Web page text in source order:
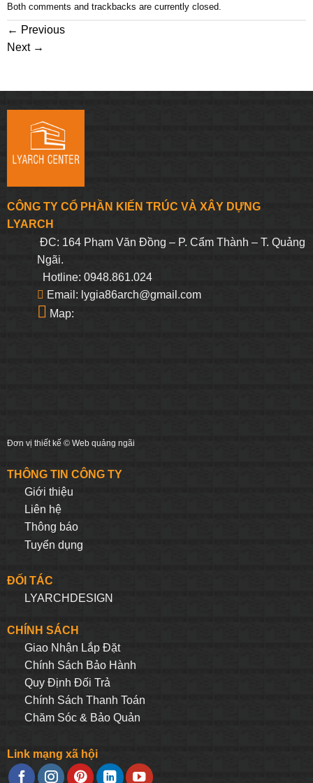
Both comments and trackbacks are currently closed.
← Previous
Next →
CÔNG TY CỔ PHẦN KIẾN TRÚC VÀ XÂY DỰNG
LYARCH
ĐC: 164 Phạm Văn Đồng – P. Cẩm Thành – T. Quảng
Ngãi.
Hotline: 0948.861.024
Email: lygia86arch@gmail.com
Map:
Đơn vị thiết kế © Web quảng ngãi
THÔNG TIN CÔNG TY
Giới thiệu
Liên hệ
Thông báo
Tuyển dụng
ĐỐI TÁC
LYARCHDESIGN
CHÍNH SÁCH
Giao Nhận Lắp Đặt
Chính Sách Bảo Hành
Quy Định Đối Trả
Chính Sách Thanh Toán
Chăm Sóc & Bảo Quản
Link mạng xã hội